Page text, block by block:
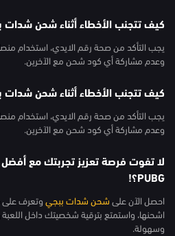
كيف تتجنب الأخطاء أثناء شحن شدات
يجب التأكد من صحة رقم الايدي، استخدام
وعدم مشاركة أي كود شحن مع الآخرين.
كيف تتجنب الأخطاء أثناء شحن شدات
يجب التأكد من صحة رقم الايدي، استخدام
وعدم مشاركة أي كود شحن مع الآخرين.
لا تفوت فرصة تعزيز تجربتك مع
PUBG؟!
احصل الآن علىشحن شدات ببجيوتعرف على
اشحنها، واستمتع بترقية شخصيتك داخل
وسهولة.